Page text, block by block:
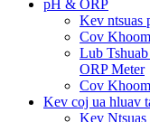
pH & ORP
Kev ntsuas
Cov
Lub
ORP Meter
Cov
Kev coj ua hluav
Kev